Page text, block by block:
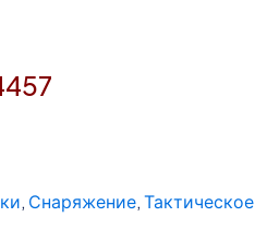
, Снаряжение,Тактическое